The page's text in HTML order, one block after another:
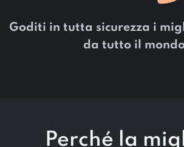
Goditi in tutta sicurezza i
da tutto il
Perché la